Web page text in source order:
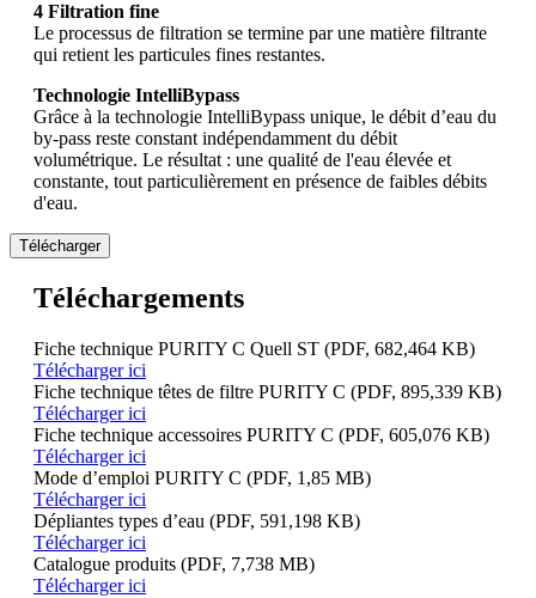
4 Filtration fine
Le processus de filtration se termine par une matière filtrante
qui retient les particules fines restantes.
Technologie IntelliBypass
Grâce à la technologie IntelliBypass unique, le débit d’eau du
by-pass reste constant indépendamment du débit
volumétrique. Le résultat : une qualité de l'eau élevée et
constante, tout particulièrement en présence de faibles débits
d'eau.
Télécharger
Téléchargements
Fiche technique PURITY C Quell ST (PDF, 682,464 KB)
Télécharger ici
Fiche technique têtes de filtre PURITY C (PDF, 895,339 KB)
Télécharger ici
Fiche technique accessoires PURITY C (PDF, 605,076 KB)
Télécharger ici
Mode d’emploi PURITY C (PDF, 1,85 MB)
Télécharger ici
Dépliantes types d’eau (PDF, 591,198 KB)
Télécharger ici
Catalogue produits (PDF, 7,738 MB)
Télécharger ici